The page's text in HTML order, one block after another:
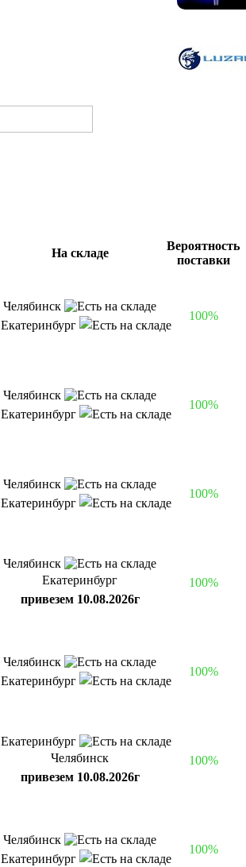
На складе
Вероятность
поставки
Челябинск
Екатеринбург
100%
Челябинск
Екатеринбург
100%
Челябинск
Екатеринбург
100%
Челябинск
Екатеринбург
привезем 10.08.2026г
100%
Челябинск
Екатеринбург
100%
Екатеринбург
Челябинск
привезем 10.08.2026г
100%
Челябинск
Екатеринбург
100%